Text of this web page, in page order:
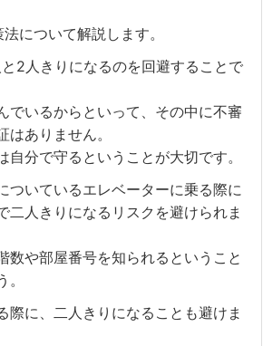
について解説します。
2人きりになるのを回避することで
でいるからといって、その中に不審
ありません。
自分で守るということが大切です。
ついているエレベーターに乗る際に
二人きりになるリスクを避けられま
数や部屋番号を知られるということ
際に、二人きりになることも避けま